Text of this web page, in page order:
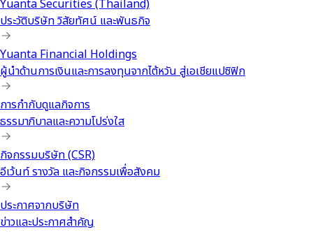
Yuanta Securities (Thailand)
ประวัติบริษัท วิสัยทัศน์ และพันธกิจ
Yuanta Financial Holdings
ผู้นำด้านการเงินและการลงทุนจากไต้หวัน สู่เอเชียแปซิฟิก
การกำกับดูแลกิจการ
ธรรมาภิบาลและความโปร่งใส
กิจกรรมบริษัท (CSR)
อีเว้นท์ รางวัล และกิจกรรมเพื่อสังคม
ประกาศจากบริษัท
ข่าวและประกาศสำคัญ